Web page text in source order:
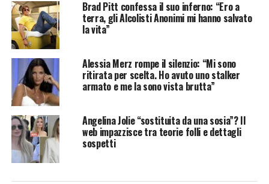
Brad Pitt confessa il suo inferno: “Ero a
terra, gli Alcolisti Anonimi mi hanno salvato
la vita”
Alessia Merz rompe il silenzio: “Mi sono
ritirata per scelta. Ho avuto uno stalker
armato e me la sono vista brutta”
Angelina Jolie “sostituita da una sosia”? Il
web impazzisce tra teorie folli e dettagli
sospetti